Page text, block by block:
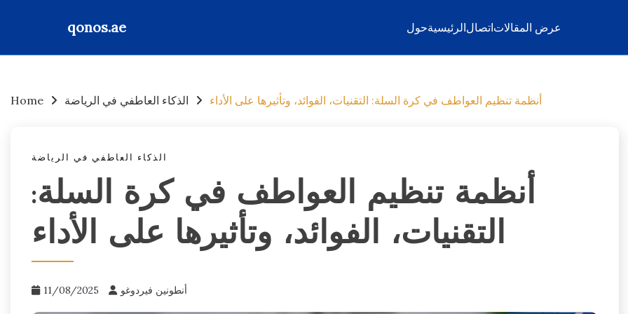
qonos.ae حولالرئيسيةاتصالعرض المقالات
content
Home الذكاء العاطفي في الرياضة أنظمة تنظيم العواطف في كرة السلة: التقنيات، الفوائد، وتأثيرها على الأداء
الذكاء العاطفي في الرياضة
أنظمة تنظيم العواطف في كرة السلة:
التقنيات، الفوائد، وتأثيرها على الأداء
11/08/2025 أنطونين فيردوغو